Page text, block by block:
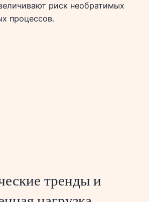
риск необратимых
процессов.
тренды и